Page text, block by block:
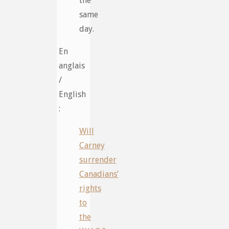
same
day.
En
anglais
/
English
:
Will
Carney
surrender
Canadians’
rights
to
the